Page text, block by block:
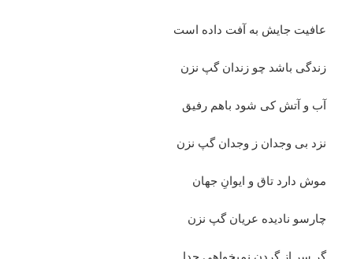
عافیت جایش به آفت داده است
زندگی باشد چو زندان گپ نزن
آب و آتش کی شود باهم رفیق
نزد بی وجدان ز وجدان گپ نزن
موش دارد تاق و ایوانِ جهان
چارسو نادیده عریان گپ نزن